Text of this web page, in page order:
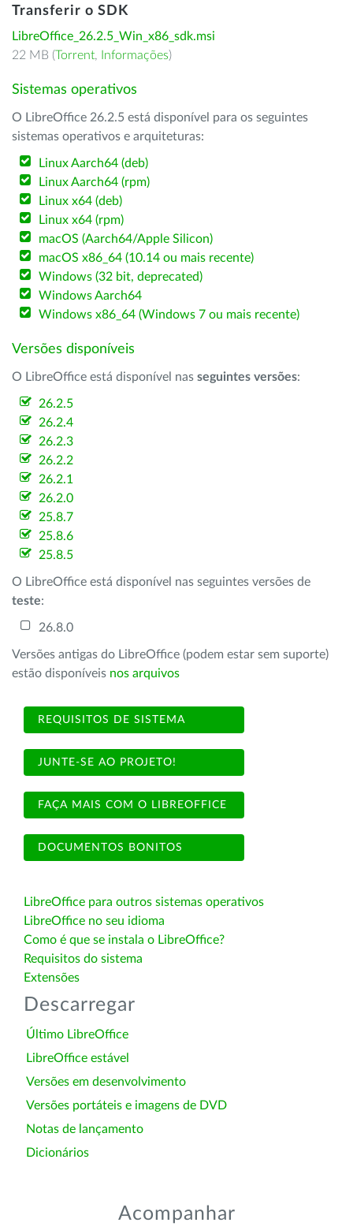
Transferir o SDK
LibreOffice_26.2.5_Win_x86_sdk.msi
22 MB (Torrent, Informações)
Sistemas operativos
O LibreOffice 26.2.5 está disponível para os seguintes
sistemas operativos e arquiteturas:
Linux Aarch64 (deb)
Linux Aarch64 (rpm)
Linux x64 (deb)
Linux x64 (rpm)
macOS (Aarch64/Apple Silicon)
macOS x86_64 (10.14 ou mais recente)
Windows (32 bit, deprecated)
Windows Aarch64
Windows x86_64 (Windows 7 ou mais recente)
Versões disponíveis
O LibreOffice está disponível nas seguintes versões:
26.2.5
26.2.4
26.2.3
26.2.2
26.2.1
26.2.0
25.8.7
25.8.6
25.8.5
O LibreOffice está disponível nas seguintes versões de
teste:
26.8.0
Versões antigas do LibreOffice (podem estar sem suporte)
estão disponíveis nos arquivos
REQUISITOS DE SISTEMA
JUNTE-SE AO PROJETO!
FAÇA MAIS COM O LIBREOFFICE
DOCUMENTOS BONITOS
LibreOffice para outros sistemas operativos
LibreOffice no seu idioma
Como é que se instala o LibreOffice?
Requisitos do sistema
Extensões
Descarregar
Último LibreOffice
LibreOffice estável
Versões em desenvolvimento
Versões portáteis e imagens de DVD
Notas de lançamento
Dicionários
Acompanhar